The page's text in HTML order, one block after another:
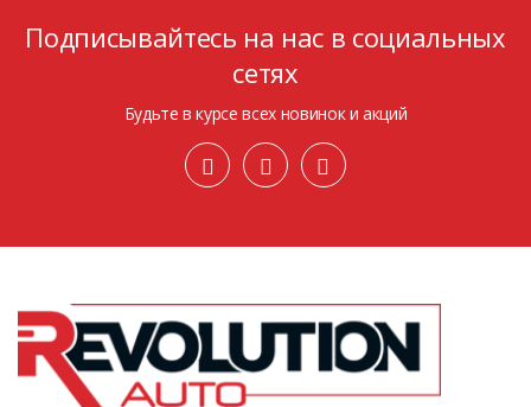
Подписывайтесь на нас в социальных
сетях
Будьте в курсе всех новинок и акций